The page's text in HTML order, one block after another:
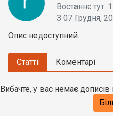
Востаннє тут:
З 07 Грудня,
Опис недоступний.
Статті Коментарі
Вибачте, у вас немає дописів